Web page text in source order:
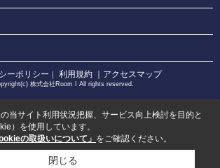
ーポリシー ｜ 利用規約 ｜アクセスマップ
株式会社Room I All rights reserved.
当サイト利用状況把握、サービス向上検討を目的と
）を使用しています。
の取扱いについて」 をご確認ください。
閉じる